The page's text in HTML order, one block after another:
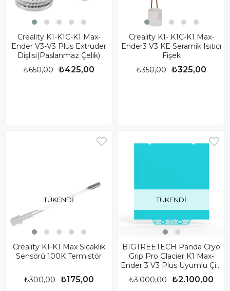
Creality K1-K1C-K1 Max-
Ender V3-V3 Plus Extruder
Dişlisi(Paslanmaz Çelik)
₺425,00
₺650,00
Creality K1- K1C-K1 Max-
Ender3 V3 KE Seramik Isıtıcı
Fişek
₺325,00
₺350,00
TÜKENDI
Creality K1-K1 Max Sıcaklık
Sensörü 100K Termistör
₺175,00
₺300,00
TÜKENDI
BIGTREETECH Panda Cryo
Grip Pro Glacier K1 Max-
Ender 3 V3 Plus Uyumlu Çift
Taraflı Baskı Yüzeyi
₺2.100,00
₺3.000,00